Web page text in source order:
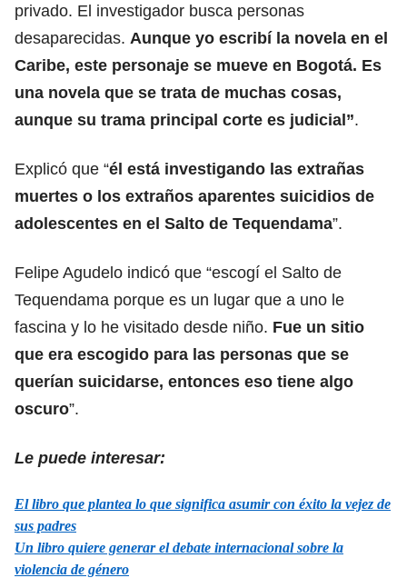
privado. El investigador busca personas
desaparecidas. Aunque yo escribí la novela en el
Caribe, este personaje se mueve en Bogotá. Es
una novela que se trata de muchas cosas,
aunque su trama principal corte es judicial”.
Explicó que “él está investigando las extrañas
muertes o los extraños aparentes suicidios de
adolescentes en el Salto de Tequendama”.
Felipe Agudelo indicó que “escogí el Salto de
Tequendama porque es un lugar que a uno le
fascina y lo he visitado desde niño. Fue un sitio
que era escogido para las personas que se
querían suicidarse, entonces eso tiene algo
oscuro”.
Le puede interesar:
El libro que plantea lo que significa asumir con éxito la vejez de
sus padres
Un libro quiere generar el debate internacional sobre la
violencia de género